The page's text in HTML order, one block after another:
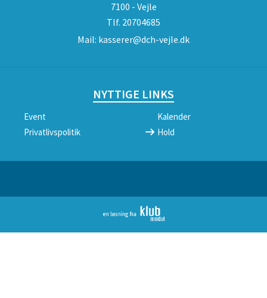
7100 - Vejle
Tlf. 20704685
Mail: kasserer@dch-vejle.dk
NYTTIGE LINKS
Event
Kalender
Privatlivspolitik
Hold